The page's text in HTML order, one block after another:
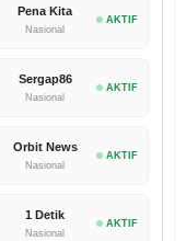
Pena Kita
Nasional
AKTIF
Sergap86
Nasional
AKTIF
Orbit News
Nasional
AKTIF
1 Detik
Nasional
AKTIF